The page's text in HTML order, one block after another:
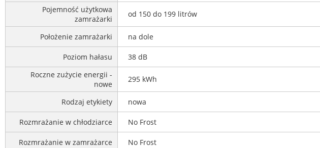
Pojemność użytkowa
zamrażarki
od 150 do 199 litrów
Położenie zamrażarki na dole
Poziom hałasu
38 dB
Roczne zużycie energii -
nowe
295 kWh
Rodzaj etykiety nowa
Rozmrażanie w chłodziarce No Frost
Rozmrażanie w zamrażarce No Frost